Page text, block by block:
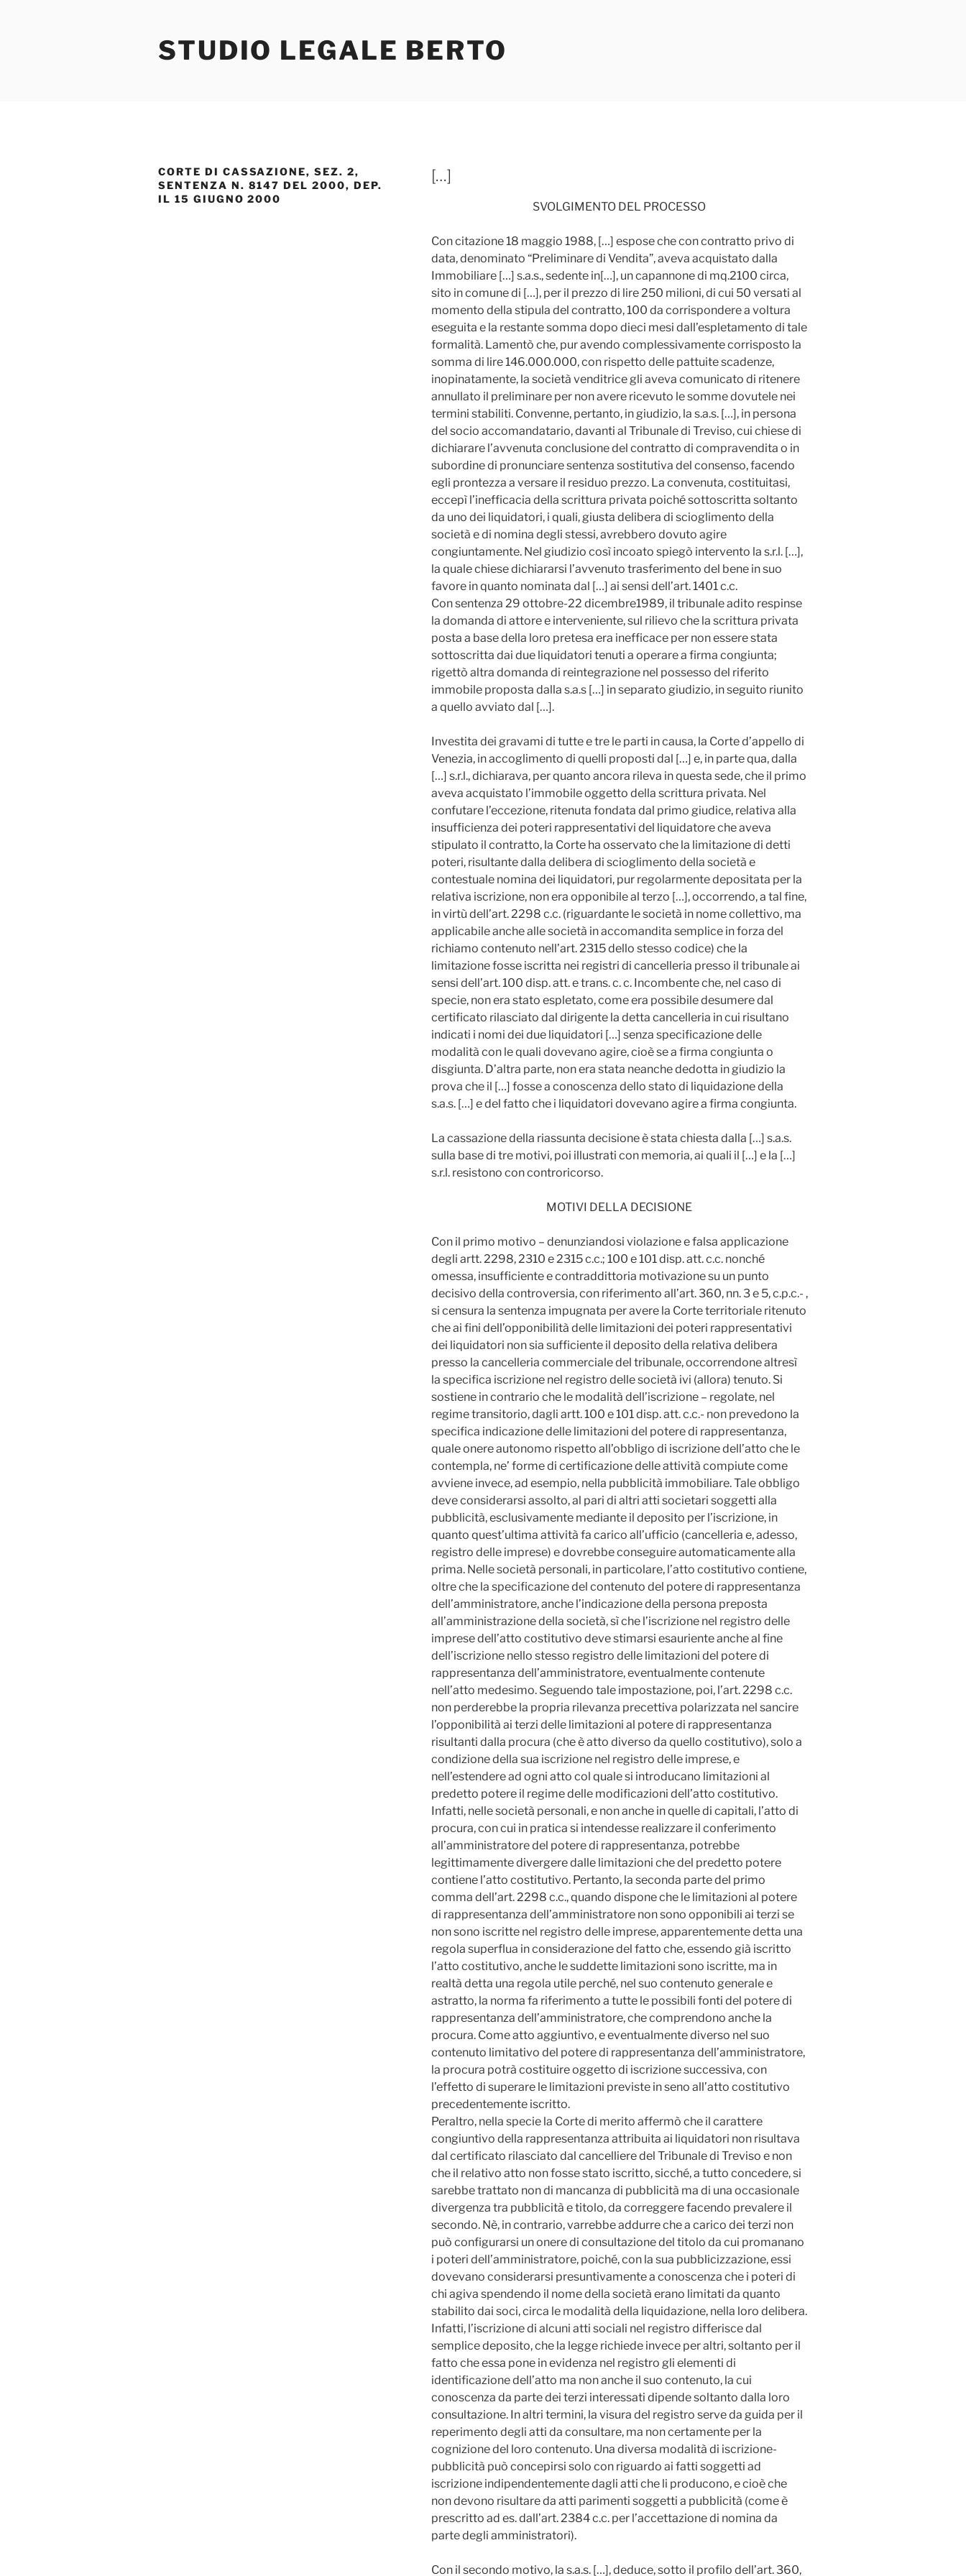
STUDIO LEGALE BERTO
CORTE DI CASSAZIONE, SEZ. 2,
SENTENZA N. 8147 DEL 2000, DEP.
IL 15 GIUGNO 2000
[…]
SVOLGIMENTO DEL PROCESSO
Con citazione 18 maggio 1988, […] espose che con contratto privo di
data, denominato “Preliminare di Vendita”, aveva acquistato dalla
Immobiliare […] s.a.s., sedente in[…], un capannone di mq.2100 circa,
sito in comune di […], per il prezzo di lire 250 milioni, di cui 50 versati al
momento della stipula del contratto, 100 da corrispondere a voltura
eseguita e la restante somma dopo dieci mesi dall’espletamento di tale
formalità. Lamentò che, pur avendo complessivamente corrisposto la
somma di lire 146.000.000, con rispetto delle pattuite scadenze,
inopinatamente, la società venditrice gli aveva comunicato di ritenere
annullato il preliminare per non avere ricevuto le somme dovutele nei
termini stabiliti. Convenne, pertanto, in giudizio, la s.a.s. […], in persona
del socio accomandatario, davanti al Tribunale di Treviso, cui chiese di
dichiarare l’avvenuta conclusione del contratto di compravendita o in
subordine di pronunciare sentenza sostitutiva del consenso, facendo
egli prontezza a versare il residuo prezzo. La convenuta, costituitasi,
eccepì l’inefficacia della scrittura privata poiché sottoscritta soltanto
da uno dei liquidatori, i quali, giusta delibera di scioglimento della
società e di nomina degli stessi, avrebbero dovuto agire
congiuntamente. Nel giudizio così incoato spiegò intervento la s.r.l. […],
la quale chiese dichiararsi l’avvenuto trasferimento del bene in suo
favore in quanto nominata dal […] ai sensi dell’art. 1401 c.c.
Con sentenza 29 ottobre-22 dicembre1989, il tribunale adito respinse
la domanda di attore e interveniente, sul rilievo che la scrittura privata
posta a base della loro pretesa era inefficace per non essere stata
sottoscritta dai due liquidatori tenuti a operare a firma congiunta;
rigettò altra domanda di reintegrazione nel possesso del riferito
immobile proposta dalla s.a.s […] in separato giudizio, in seguito riunito
a quello avviato dal […].
Investita dei gravami di tutte e tre le parti in causa, la Corte d’appello di
Venezia, in accoglimento di quelli proposti dal […] e, in parte qua, dalla
[…] s.r.l., dichiarava, per quanto ancora rileva in questa sede, che il primo
aveva acquistato l’immobile oggetto della scrittura privata. Nel
confutare l’eccezione, ritenuta fondata dal primo giudice, relativa alla
insufficienza dei poteri rappresentativi del liquidatore che aveva
stipulato il contratto, la Corte ha osservato che la limitazione di detti
poteri, risultante dalla delibera di scioglimento della società e
contestuale nomina dei liquidatori, pur regolarmente depositata per la
relativa iscrizione, non era opponibile al terzo […], occorrendo, a tal fine,
in virtù dell’art. 2298 c.c. (riguardante le società in nome collettivo, ma
applicabile anche alle società in accomandita semplice in forza del
richiamo contenuto nell’art. 2315 dello stesso codice) che la
limitazione fosse iscritta nei registri di cancelleria presso il tribunale ai
sensi dell’art. 100 disp. att. e trans. c. c. Incombente che, nel caso di
specie, non era stato espletato, come era possibile desumere dal
certificato rilasciato dal dirigente la detta cancelleria in cui risultano
indicati i nomi dei due liquidatori […] senza specificazione delle
modalità con le quali dovevano agire, cioè se a firma congiunta o
disgiunta. D’altra parte, non era stata neanche dedotta in giudizio la
prova che il […] fosse a conoscenza dello stato di liquidazione della
s.a.s. […] e del fatto che i liquidatori dovevano agire a firma congiunta.
La cassazione della riassunta decisione è stata chiesta dalla […] s.a.s.
sulla base di tre motivi, poi illustrati con memoria, ai quali il […] e la […]
s.r.l. resistono con controricorso.
MOTIVI DELLA DECISIONE
Con il primo motivo – denunziandosi violazione e falsa applicazione
degli artt. 2298, 2310 e 2315 c.c.; 100 e 101 disp. att. c.c. nonché
omessa, insufficiente e contraddittoria motivazione su un punto
decisivo della controversia, con riferimento all’art. 360, nn. 3 e 5, c.p.c.- ,
si censura la sentenza impugnata per avere la Corte territoriale ritenuto
che ai fini dell’opponibilità delle limitazioni dei poteri rappresentativi
dei liquidatori non sia sufficiente il deposito della relativa delibera
presso la cancelleria commerciale del tribunale, occorrendone altresì
la specifica iscrizione nel registro delle società ivi (allora) tenuto. Si
sostiene in contrario che le modalità dell’iscrizione – regolate, nel
regime transitorio, dagli artt. 100 e 101 disp. att. c.c.- non prevedono la
specifica indicazione delle limitazioni del potere di rappresentanza,
quale onere autonomo rispetto all’obbligo di iscrizione dell’atto che le
contempla, ne’ forme di certificazione delle attività compiute come
avviene invece, ad esempio, nella pubblicità immobiliare. Tale obbligo
deve considerarsi assolto, al pari di altri atti societari soggetti alla
pubblicità, esclusivamente mediante il deposito per l’iscrizione, in
quanto quest’ultima attività fa carico all’ufficio (cancelleria e, adesso,
registro delle imprese) e dovrebbe conseguire automaticamente alla
prima. Nelle società personali, in particolare, l’atto costitutivo contiene,
oltre che la specificazione del contenuto del potere di rappresentanza
dell’amministratore, anche l’indicazione della persona preposta
all’amministrazione della società, sì che l’iscrizione nel registro delle
imprese dell’atto costitutivo deve stimarsi esauriente anche al fine
dell’iscrizione nello stesso registro delle limitazioni del potere di
rappresentanza dell’amministratore, eventualmente contenute
nell’atto medesimo. Seguendo tale impostazione, poi, l’art. 2298 c.c.
non perderebbe la propria rilevanza precettiva polarizzata nel sancire
l’opponibilità ai terzi delle limitazioni al potere di rappresentanza
risultanti dalla procura (che è atto diverso da quello costitutivo), solo a
condizione della sua iscrizione nel registro delle imprese, e
nell’estendere ad ogni atto col quale si introducano limitazioni al
predetto potere il regime delle modificazioni dell’atto costitutivo.
Infatti, nelle società personali, e non anche in quelle di capitali, l’atto di
procura, con cui in pratica si intendesse realizzare il conferimento
all’amministratore del potere di rappresentanza, potrebbe
legittimamente divergere dalle limitazioni che del predetto potere
contiene l’atto costitutivo. Pertanto, la seconda parte del primo
comma dell’art. 2298 c.c., quando dispone che le limitazioni al potere
di rappresentanza dell’amministratore non sono opponibili ai terzi se
non sono iscritte nel registro delle imprese, apparentemente detta una
regola superflua in considerazione del fatto che, essendo già iscritto
l’atto costitutivo, anche le suddette limitazioni sono iscritte, ma in
realtà detta una regola utile perché, nel suo contenuto generale e
astratto, la norma fa riferimento a tutte le possibili fonti del potere di
rappresentanza dell’amministratore, che comprendono anche la
procura. Come atto aggiuntivo, e eventualmente diverso nel suo
contenuto limitativo del potere di rappresentanza dell’amministratore,
la procura potrà costituire oggetto di iscrizione successiva, con
l’effetto di superare le limitazioni previste in seno all’atto costitutivo
precedentemente iscritto.
Peraltro, nella specie la Corte di merito affermò che il carattere
congiuntivo della rappresentanza attribuita ai liquidatori non risultava
dal certificato rilasciato dal cancelliere del Tribunale di Treviso e non
che il relativo atto non fosse stato iscritto, sicché, a tutto concedere, si
sarebbe trattato non di mancanza di pubblicità ma di una occasionale
divergenza tra pubblicità e titolo, da correggere facendo prevalere il
secondo. Nè, in contrario, varrebbe addurre che a carico dei terzi non
può configurarsi un onere di consultazione del titolo da cui promanano
i poteri dell’amministratore, poiché, con la sua pubblicizzazione, essi
dovevano considerarsi presuntivamente a conoscenza che i poteri di
chi agiva spendendo il nome della società erano limitati da quanto
stabilito dai soci, circa le modalità della liquidazione, nella loro delibera.
Infatti, l’iscrizione di alcuni atti sociali nel registro differisce dal
semplice deposito, che la legge richiede invece per altri, soltanto per il
fatto che essa pone in evidenza nel registro gli elementi di
identificazione dell’atto ma non anche il suo contenuto, la cui
conoscenza da parte dei terzi interessati dipende soltanto dalla loro
consultazione. In altri termini, la visura del registro serve da guida per il
reperimento degli atti da consultare, ma non certamente per la
cognizione del loro contenuto. Una diversa modalità di iscrizione-
pubblicità può concepirsi solo con riguardo ai fatti soggetti ad
iscrizione indipendentemente dagli atti che li producono, e cioè che
non devono risultare da atti parimenti soggetti a pubblicità (come è
prescritto ad es. dall’art. 2384 c.c. per l’accettazione di nomina da
parte degli amministratori).
Con il secondo motivo, la s.a.s. […], deduce, sotto il profilo dell’art. 360,